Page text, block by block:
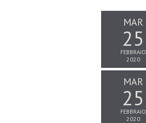
MAR
25
FEBBRAIO
2020
MAR
25
FEBBRAIO
2020